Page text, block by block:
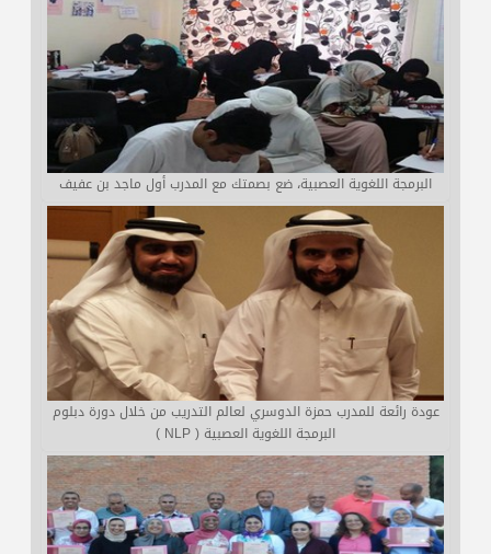
البرمجة اللغوية العصبية، ضع بصمتك مع المدرب أول ماجد بن عفيف
عودة رائعة للمدرب حمزة الدوسري لعالم التدريب من خلال دورة دبلوم
البرمجة اللغوية العصبية ( NLP )